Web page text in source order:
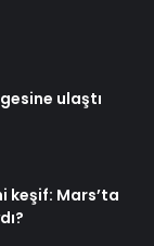
ulaştı
keşif: Mars’ta